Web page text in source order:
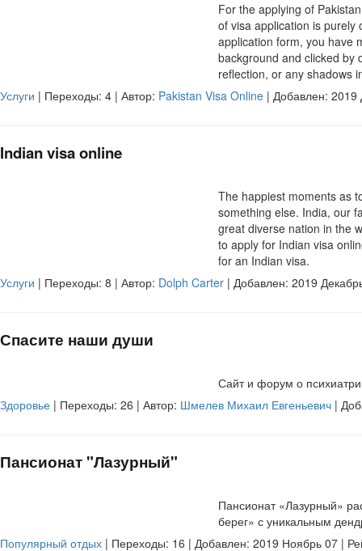
For the applying of
of visa application is
application form, you have
background and clicked by
reflection, or any shadows
Услуги | Переходы: 4 | Автор: Pakistan Visa Online | Добавлен: 2019
Indian visa online
The happiest moments as
something else. India, our
great diverse nation in the
to apply for Indian visa
for an Indian visa.
Услуги | Переходы: 8 | Автор: Dolph Carter | Добавлен: 2019
Спасите наши души
Сайт и форум о
Здоровье | Переходы: 26 | Автор: Шмелев Михаил Евгеньевич |
Пансионат "Лазурный"
Пансионат «Лазурный»
берег» с уникальным
Популярный отдых | Переходы: 16 | Добавлен: 2019 Ноябрь 07 |